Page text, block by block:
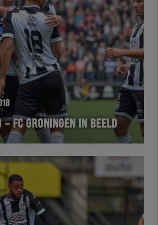
– FC GRONINGEN IN BEELD